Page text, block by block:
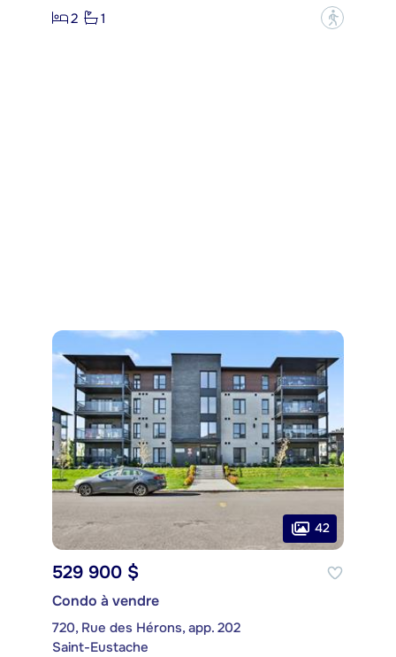
2
1 ?
42
529 900 $
Condo à vendre
720, Rue des Hérons, app. 202
Saint-Eustache